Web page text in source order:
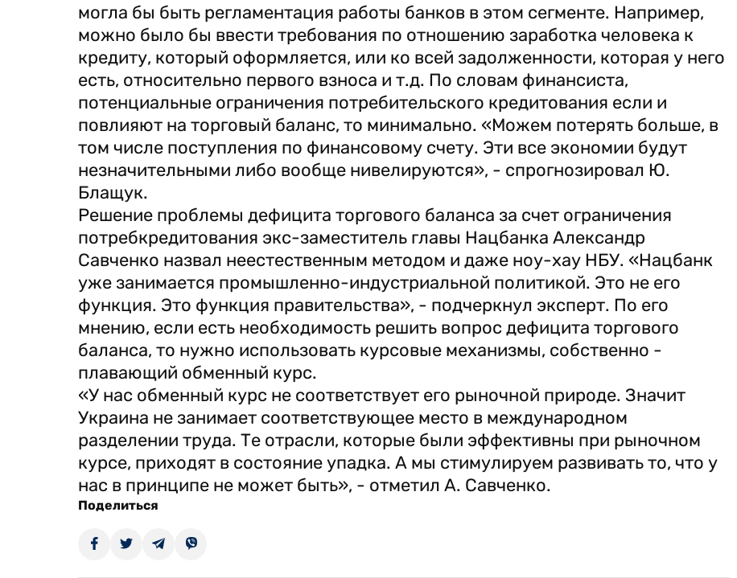
могла бы быть регламентация работы банков в этом сегменте. Например,
можно было бы ввести требования по отношению заработка человека к
кредиту, который оформляется, или ко всей задолженности, которая у него
есть, относительно первого взноса и т.д. По словам финансиста,
потенциальные ограничения потребительского кредитования если и
повлияют на торговый баланс, то минимально. «Можем потерять больше, в
том числе поступления по финансовому счету. Эти все экономии будут
незначительными либо вообще нивелируются», - спрогнозировал Ю.
Блащук.
Решение проблемы дефицита торгового баланса за счет ограничения
потребкредитования экс-заместитель главы Нацбанка Александр
Савченко назвал неестественным методом и даже ноу-хау НБУ. «Нацбанк
уже занимается промышленно-индустриальной политикой. Это не его
функция. Это функция правительства», - подчеркнул эксперт. По его
мнению, если есть необходимость решить вопрос дефицита торгового
баланса, то нужно использовать курсовые механизмы, собственно -
плавающий обменный курс.
«У нас обменный курс не соответствует его рыночной природе. Значит
Украина не занимает соответствующее место в международном
разделении труда. Те отрасли, которые были эффективны при рыночном
курсе, приходят в состояние упадка. А мы стимулируем развивать то, что у
нас в принципе не может быть», - отметил А. Савченко.
Поделиться